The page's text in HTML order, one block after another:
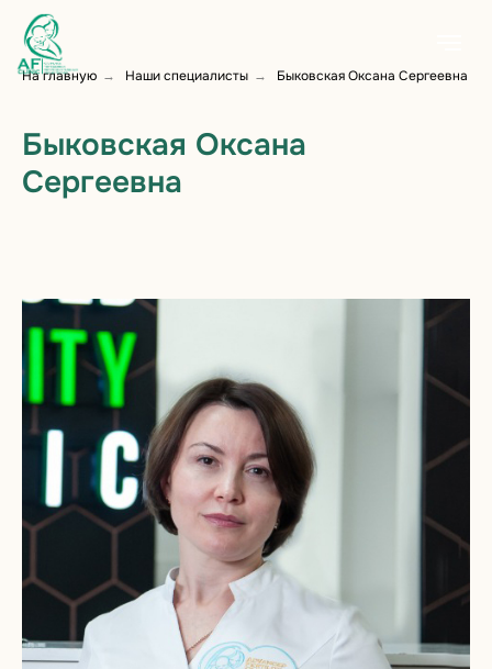
На главную → Наши специалисты → Быковская Оксана Сергеевна
Быковская Оксана
Сергеевна